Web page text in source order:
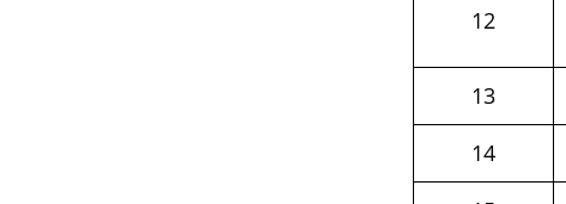
12
13
14